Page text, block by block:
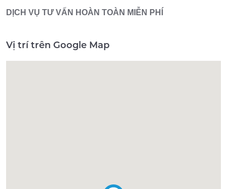
DỊCH VỤ TƯ VẤN HOÀN TOÀN MIỄN PHÍ
Vị trí trên Google Map